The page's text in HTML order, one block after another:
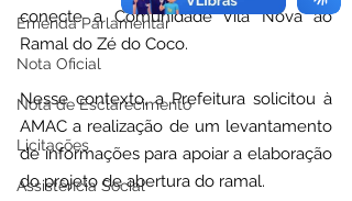
Emenda Parlamentar
Nota Oficial
Nota de Esclarecimento
Licitações
Assistência Social
conecte a Comunidade Vila Nova ao
Ramal do Zé do Coco.
Nesse contexto, a Prefeitura solicitou à
AMAC a realização de um levantamento
de informações para apoiar a elaboração
do projeto de abertura do ramal.